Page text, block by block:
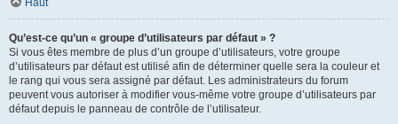
Haut
Qu’est-ce qu’un « groupe d’utilisateurs par défaut » ?
Si vous êtes membre de plus d’un groupe d’utilisateurs, votre groupe
d’utilisateurs par défaut est utilisé afin de déterminer quelle sera la couleur et
le rang qui vous sera assigné par défaut. Les administrateurs du forum
peuvent vous autoriser à modifier vous-même votre groupe d’utilisateurs par
défaut depuis le panneau de contrôle de l’utilisateur.